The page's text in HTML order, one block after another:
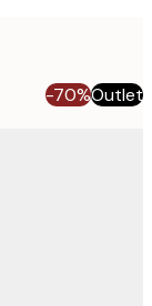
-70%Outlet